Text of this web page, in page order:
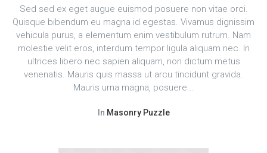
Sed sed ex eget augue euismod posuere non vitae orci.
Quisque bibendum eu magna id egestas. Vivamus dignissim
vehicula purus, a elementum enim vestibulum rutrum. Nam
molestie velit eros, interdum tempor ligula aliquam nec. In
ultrices libero nec sapien aliquam, non dictum metus
venenatis. Mauris quis massa ut arcu tincidunt gravida.
Mauris urna magna, posuere...
In Masonry Puzzle